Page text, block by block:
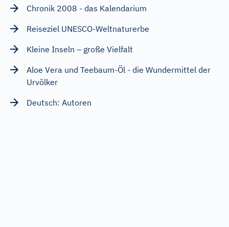
Chronik 2008 - das Kalendarium
Reiseziel UNESCO-Weltnaturerbe
Kleine Inseln – große Vielfalt
Aloe Vera und Teebaum-Öl - die Wundermittel der
Urvölker
Deutsch: Autoren